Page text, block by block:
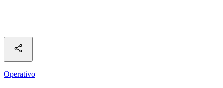
Operativo